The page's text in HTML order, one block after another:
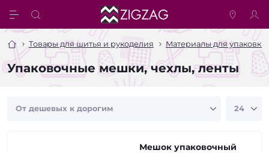
Товары для шитья и рукоделия Материалы для
Упаковочные мешки, чехлы, ленты
Мешок упаковочный